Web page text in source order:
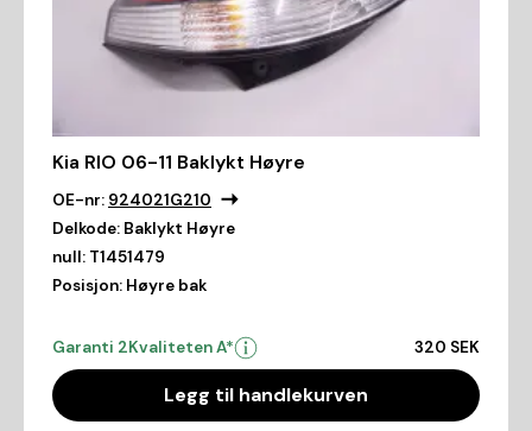
Kia RIO 06-11 Baklykt Høyre
OE-nr: 924021G210
Delkode: Baklykt Høyre
null: T1451479
Posisjon: Høyre bak
Garanti 2Kvaliteten A* 320 SEK
Legg til handlekurven